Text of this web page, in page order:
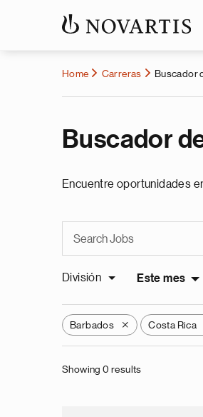
Home Carreras Buscador
Buscador
Encuentre oportunidades
División Este mes
Barbados X Costa Rica
Showing 0 results